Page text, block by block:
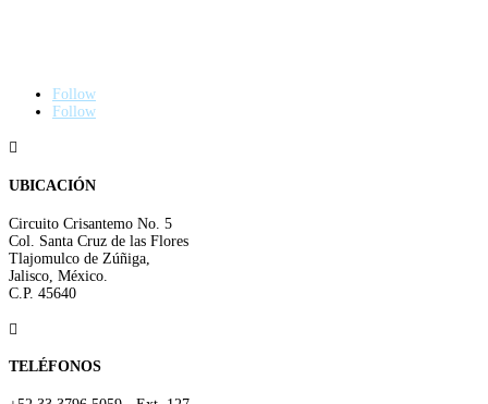
Follow
Follow

UBICACIÓN
Circuito Crisantemo No. 5
Col. Santa Cruz de las Flores
Tlajomulco de Zúñiga,
Jalisco, México.
C.P. 45640

TELÉFONOS